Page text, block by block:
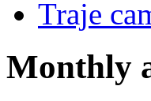
Traje
Monthly